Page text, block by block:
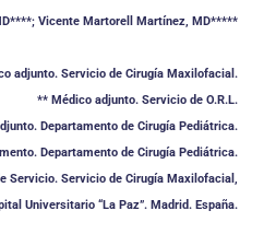
Vicente Martorell Martínez, MD*****
adjunto. Servicio de Cirugía Maxilofacial.
** Médico adjunto. Servicio de O.R.L.
Departamento de Cirugía Pediátrica.
Departamento de Cirugía Pediátrica.
Servicio. Servicio de Cirugía Maxilofacial,
Universitario “La Paz”. Madrid. España.